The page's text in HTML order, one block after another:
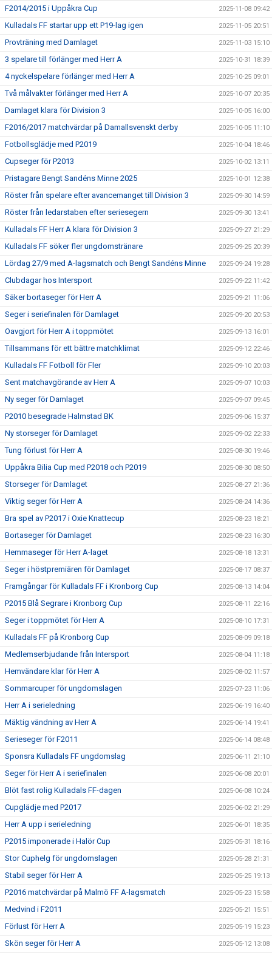
F2014/2015 i Uppåkra Cup 2025-11-08 09:42
Kulladals FF startar upp ett P19-lag igen 2025-11-05 20:51
Provträning med Damlaget 2025-11-03 15:10
3 spelare till förlänger med Herr A 2025-10-31 18:39
4 nyckelspelare förlänger med Herr A 2025-10-25 09:01
Två målvakter förlänger med Herr A 2025-10-07 20:35
Damlaget klara för Division 3 2025-10-05 16:00
F2016/2017 matchvärdar på Damallsvenskt derby 2025-10-05 11:10
Fotbollsglädje med P2019 2025-10-04 18:46
Cupseger för P2013 2025-10-02 13:11
Pristagare Bengt Sandéns Minne 2025 2025-10-01 12:38
Röster från spelare efter avancemanget till Division 3 2025-09-30 14:59
Röster från ledarstaben efter seriesegern 2025-09-30 13:41
Kulladals FF Herr A klara för Division 3 2025-09-27 21:29
Kulladals FF söker fler ungdomstränare 2025-09-25 20:39
Lördag 27/9 med A-lagsmatch och Bengt Sandéns Minne 2025-09-24 19:28
Clubdagar hos Intersport 2025-09-22 11:42
Säker bortaseger för Herr A 2025-09-21 11:06
Seger i seriefinalen för Damlaget 2025-09-20 20:53
Oavgjort för Herr A i toppmötet 2025-09-13 16:01
Tillsammans för ett bättre matchklimat 2025-09-12 22:46
Kulladals FF Fotboll för Fler 2025-09-10 20:03
Sent matchavgörande av Herr A 2025-09-07 10:03
Ny seger för Damlaget 2025-09-07 09:45
P2010 besegrade Halmstad BK 2025-09-06 15:37
Ny storseger för Damlaget 2025-09-02 22:33
Tung förlust för Herr A 2025-08-30 19:46
Uppåkra Bilia Cup med P2018 och P2019 2025-08-30 08:50
Storseger för Damlaget 2025-08-27 21:36
Viktig seger för Herr A 2025-08-24 14:36
Bra spel av P2017 i Oxie Knattecup 2025-08-23 18:21
Bortaseger för Damlaget 2025-08-23 16:30
Hemmaseger för Herr A-laget 2025-08-18 13:31
Seger i höstpremiären för Damlaget 2025-08-17 08:37
Framgångar för Kulladals FF i Kronborg Cup 2025-08-13 14:04
P2015 Blå Segrare i Kronborg Cup 2025-08-11 22:16
Seger i toppmötet för Herr A 2025-08-10 17:31
Kulladals FF på Kronborg Cup 2025-08-09 09:18
Medlemserbjudande från Intersport 2025-08-04 11:18
Hemvändare klar för Herr A 2025-08-02 11:57
Sommarcuper för ungdomslagen 2025-07-23 11:06
Herr A i serieledning 2025-06-19 16:40
Mäktig vändning av Herr A 2025-06-14 19:41
Serieseger för F2011 2025-06-14 08:48
Sponsra Kulladals FF ungdomslag 2025-06-11 21:10
Seger för Herr A i seriefinalen 2025-06-08 20:01
Blöt fast rolig Kulladals FF-dagen 2025-06-08 10:24
Cupglädje med P2017 2025-06-02 21:29
Herr A upp i serieledning 2025-06-01 18:35
P2015 imponerade i Halör Cup 2025-05-31 18:16
Stor Cuphelg för ungdomslagen 2025-05-28 21:31
Stabil seger för Herr A 2025-05-25 19:13
P2016 matchvärdar på Malmö FF A-lagsmatch 2025-05-23 15:58
Medvind i F2011 2025-05-21 15:51
Förlust för Herr A 2025-05-19 15:23
Skön seger för Herr A 2025-05-12 13:08